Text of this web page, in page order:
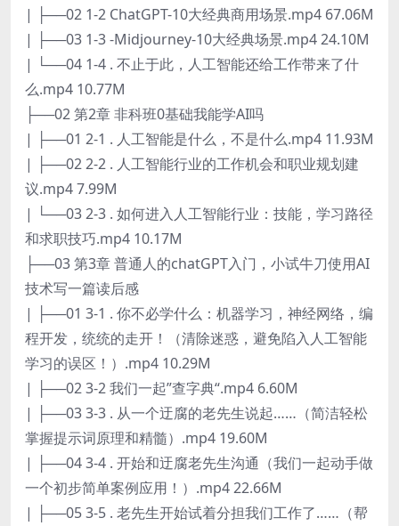
| ├──02 1-2 ChatGPT-10大经典商用场景.mp4 67.06M
| ├──03 1-3 -Midjourney-10大经典场景.mp4 24.10M
| └──04 1-4 . 不止于此，人工智能还给工作带来了什
么.mp4 10.77M
├──02 第2章 非科班0基础我能学AI吗
| ├──01 2-1 . 人工智能是什么，不是什么.mp4 11.93M
| ├──02 2-2 . 人工智能行业的工作机会和职业规划建
议.mp4 7.99M
| └──03 2-3 . 如何进入人工智能行业：技能，学习路径
和求职技巧.mp4 10.17M
├──03 第3章 普通人的chatGPT入门，小试牛刀使用AI
技术写一篇读后感
| ├──01 3-1 . 你不必学什么：机器学习，神经网络，编
程开发，统统的走开！（清除迷惑，避免陷入人工智能
学习的误区！）.mp4 10.29M
| ├──02 3-2 我们一起”查字典“.mp4 6.60M
| ├──03 3-3 . 从一个迂腐的老先生说起……（简洁轻松
掌握提示词原理和精髓）.mp4 19.60M
| ├──04 3-4 . 开始和迂腐老先生沟通（我们一起动手做
一个初步简单案例应用！）.mp4 22.66M
| ├──05 3-5 . 老先生开始试着分担我们工作了……（帮